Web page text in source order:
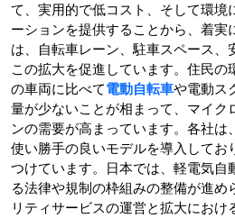
て、実用的で低コスト、そして環境
ーションを提供することから、着実
は、自転車レーン、駐車スペース、
この拡大を促進しています。住民
の車両に比べて電動自転車や電動ス
量が少ないことが相まって、マイク
ンの需要が高まっています。各社は
使い勝手の良いモデルを導入してお
つけています。日本では、軽電気自
る法律や規制の枠組みの整備が進
リティサービスの運営と拡大におけ